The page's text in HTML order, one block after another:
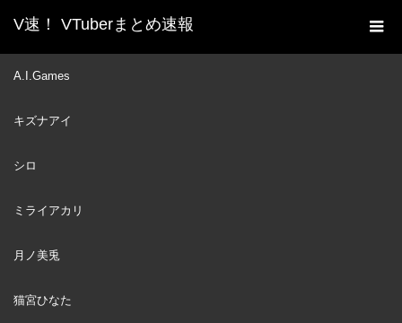
V速！ VTuberまとめ速報
A.I.Games
キズナアイ
シロ
ミライアカリ
月ノ美兎
猫宮ひなた
ホーム
新着動画一覧
ス!?シロ×たま対談バトル!!【犬山たまき】#シロたま
DEC